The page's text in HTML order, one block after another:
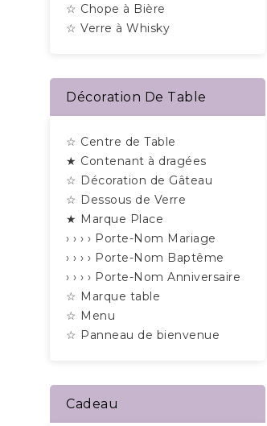
☆ Chope à Bière
☆ Verre à Whisky
Décoration De Table
☆ Centre de Table
★ Contenant à dragées
☆ Décoration de Gâteau
☆ Dessous de Verre
★ Marque Place
› › › › Porte-Nom Mariage
› › › › Porte-Nom Baptême
› › › › Porte-Nom Anniversaire
☆ Marque table
☆ Menu
☆ Panneau de bienvenue
Cadeau